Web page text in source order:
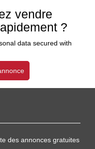
vendre
?
data secured with
des annonces gratuites